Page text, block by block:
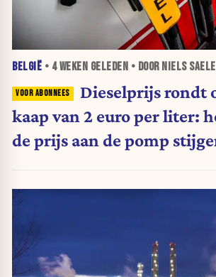
BELGIË • 4 WEKEN GELEDEN • DOOR NIELS
Dieselprijs rondt
kaap van 2 euro per liter:
de prijs aan de pomp